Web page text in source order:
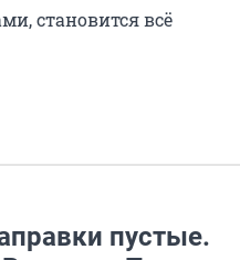
становится всё
пустые.